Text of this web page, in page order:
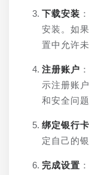
下载安装
安装。如
置中允许
注册账户
示注册账
和安全问题
绑定银行卡
定自己的
完成设置